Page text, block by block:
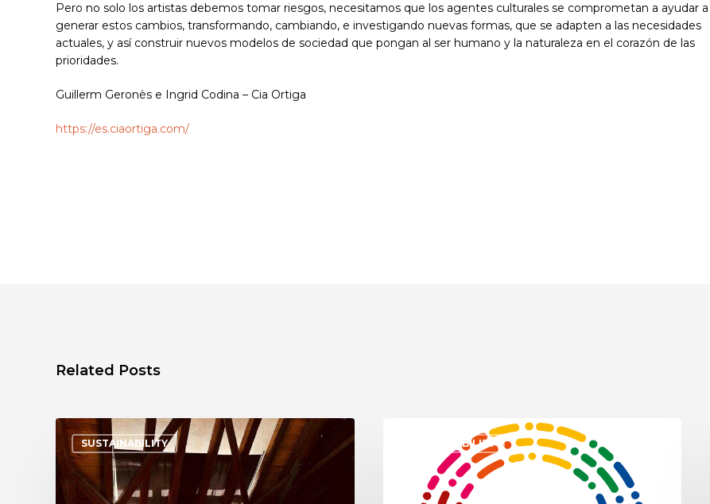
Pero no solo los artistas debemos tomar riesgos, necesitamos que los agentes culturales se comprometan a ayudar a
generar estos cambios, transformando, cambiando, e investigando nuevas formas, que se adapten a las necesidades
actuales, y así construir nuevos modelos de sociedad que pongan al ser humano y la naturaleza en el corazón de las
prioridades.
Guillerm Geronès e Ingrid Codina – Cia Ortiga
https://es.ciaortiga.com/
Related Posts
SUSTAINABILITY SUSTAINABILITY